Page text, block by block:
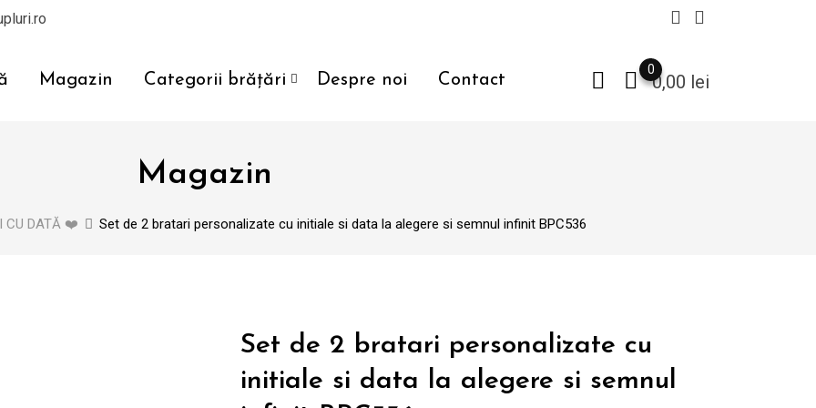
Magazin Categorii brățări Despre noi Contact 0,00 lei
0
Magazin
CU DATĂ ❤️ Set de 2 bratari personalizate cu initiale si data la alegere si semnul infinit BPC536
Set de 2 bratari personalizate cu
initiale si data la alegere si semnul